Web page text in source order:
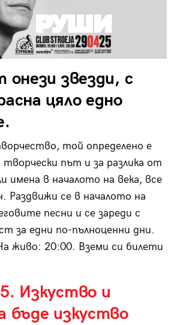
онези звезди, с
цяло едно
той определено е
творчески път и за разлика от
имена в началото на века, все
Раздвижи се в началото на
песни и се зареди с
за едни по-пълноценни дни.
живо: 20:00. Вземи си билети
Изкуство и
бъде изкуство